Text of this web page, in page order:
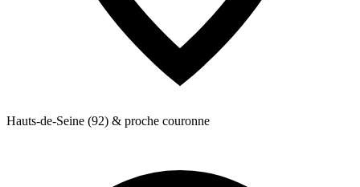
Hauts-de-Seine (92) & proche couronne